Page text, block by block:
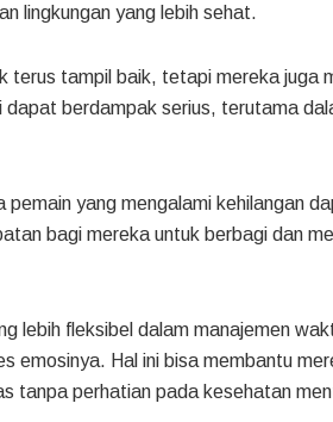
lingkungan yang lebih sehat.
terus tampil baik, tetapi mereka juga
berdampak serius, terutama
yang mengalami kehilangan
bagi mereka untuk berbagi dan
lebih fleksibel dalam manajemen
emosinya. Hal ini bisa membantu
tanpa perhatian pada kesehatan